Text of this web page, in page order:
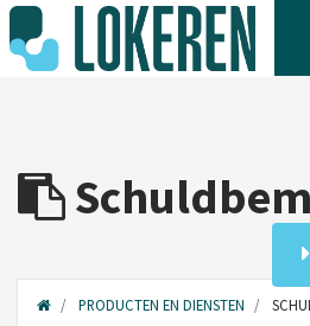
PRODUCTEN EN DIENSTEN